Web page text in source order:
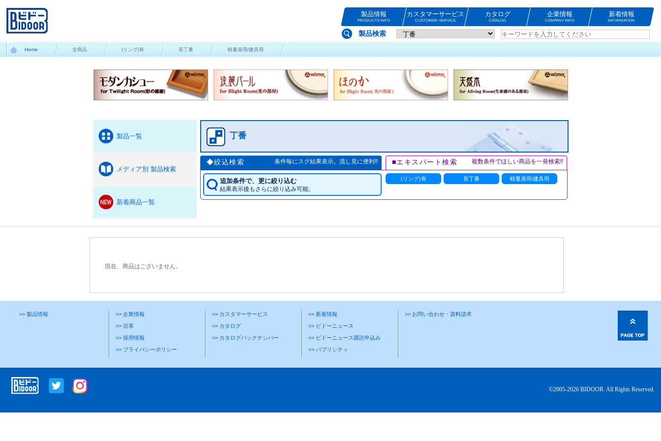
製品情報
PRODUCTS INFO
カスタマーサービス
CUSTOMER-SERVICE
カタログ
CATALOG
企業情報
COMPANY INFO
新着情報
INFORMATION
製品検索
Home 全商品 (リング)有 長丁番 軽量扉用/建具用
丁番
製品一覧
メディア別 製品検索
新着商品一覧
◆絞込検索 条件毎にスグ結果表示。流し見に便利!! ■エキスパート検索 複数条件でほしい商品を一発検索!!
追加条件で、更に絞り込む
結果表示後もさらに絞り込み可能。
(リング)有 長丁番 軽量扉用/建具用
現在、商品はございません。
>> 製品情報
>> 企業情報
>> 沿革
>> 採用情報
>> プライバシーポリシー
>> カスタマーサービス
>> カタログ
>> カタログバックナンバー
>> 新着情報
>> ビドーニュース
>> ビドーニュース購読申込み
>> パブリシティ
>> お問い合わせ・資料請求
©2005-2026 BIDOOR. All Rights Reserved.